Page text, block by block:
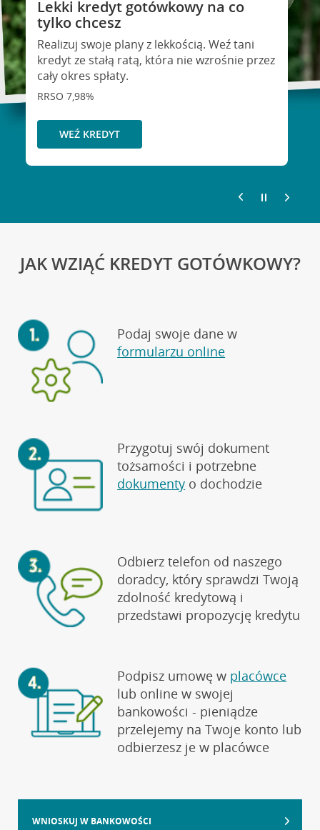
gotówkowy na Twoje
plany
kredyt na to co ważne. Twoje marzenia
muszą czekać!
9,6%
WEŹ KREDYT
Lekki kredyt gotówkowy na co
tylko chcesz
Realizuj swoje plany z lekkością. Weź tani
kredyt ze stałą ratą, która nie wzrośnie przez
cały okres spłaty.
RRSO 7,98%
WEŹ KREDYT
JAK WZIĄĆ KREDYT GOTÓWKOWY?
Podaj swoje dane w
formularzu online
Przygotuj swój dokument
tożsamości i potrzebne
dokumenty o dochodzie
Odbierz telefon od naszego
doradcy, który sprawdzi Twoją
zdolność kredytową i
przedstawi propozycję kredytu
Podpisz umowę w placówce
lub online w swojej
bankowości - pieniądze
przelejemy na Twoje konto lub
odbierzesz je w placówce
WNIOSKUJ W BANKOWOŚCI